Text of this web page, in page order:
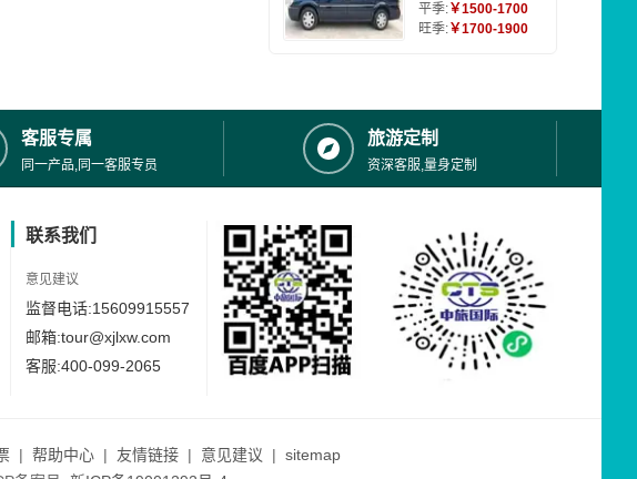
平季:￥1500-1700
旺季:￥1700-1900
客服专属
同一产品,同一客服专员
旅游定制
资深客服,量身定制
联系我们
意见建议
监督电话:15609915557
邮箱:tour@xjlxw.com
客服:400-099-2065
| 帮助中心 | 友情链接 | 意见建议 | sitemap